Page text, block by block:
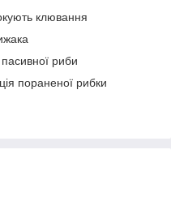
клювання
риби
пораненої рибки